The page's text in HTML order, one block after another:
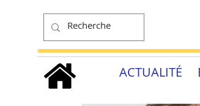
ACTUALITÉ